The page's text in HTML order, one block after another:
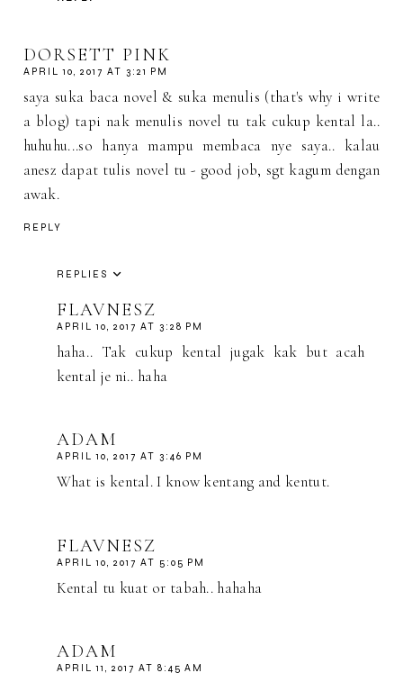
DORSETT PINK
APRIL 10, 2017 AT 3:21 PM
saya suka baca novel & suka menulis (that's why i write
a blog) tapi nak menulis novel tu tak cukup kental la..
huhuhu...so hanya mampu membaca nye saya.. kalau
anesz dapat tulis novel tu - good job, sgt kagum dengan
awak.
REPLY
REPLIES
FLAVNESZ
APRIL 10, 2017 AT 3:28 PM
haha.. Tak cukup kental jugak kak but acah
kental je ni.. haha
ADAM
APRIL 10, 2017 AT 3:46 PM
What is kental. I know kentang and kentut.
FLAVNESZ
APRIL 10, 2017 AT 5:05 PM
Kental tu kuat or tabah.. hahaha
ADAM
APRIL 11, 2017 AT 8:45 AM